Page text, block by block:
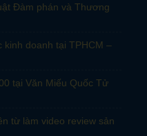
Đàm phán và Thương
kinh doanh tại TPHCM –
tại Văn Miếu Quốc Tử
từ làm video review sản